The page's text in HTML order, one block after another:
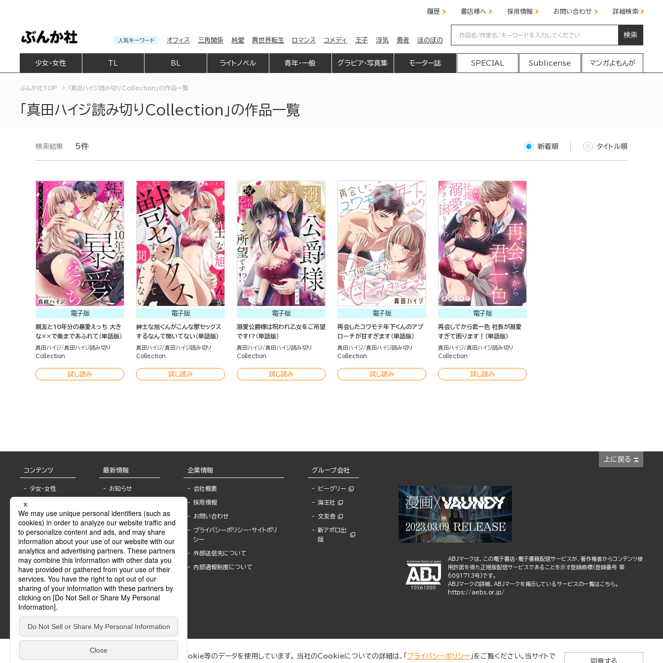
履歴 書店様へ 採用情報 お問い合わせ 詳細検索
人気キーワード オフィス 三角関係 純愛 異世界転生 ロマンス コメディ 王子 浮気 勇者 ほのぼの
検索
少女・女性 BL ライトノベル 青年・一般 グラビア・写真集 モーター誌 SPECIAL Sublicense マンガよもんが
ぶんか社TOP 「真田ハイジ読み切りCollection」の作品一覧
「真田ハイジ読み切りCollection」の作品一覧
検索結果 5件 新着順 タイトル順
電子版
親友と10年分の暴愛えっち 大き
な××で奥まであふれて（単話版）
真田ハイジ 真田ハイジ読み切り
Collection
試し読み
電子版
紳士な旭くんがこんな獣セックス
するなんて聞いてない（単話版）
真田ハイジ 真田ハイジ読み切り
Collection
試し読み
電子版
溺愛公爵様は呪われ乙女をご所望
です!?（単話版）
真田ハイジ 真田ハイジ読み切り
Collection
試し読み
電子版
再会したコワモテ年下くんのアプ
ローチが甘すぎます（単話版）
真田ハイジ 真田ハイジ読み切り
Collection
試し読み
電子版
再会してから君一色 社長が溺愛
すぎて困ります！（単話版）
真田ハイジ 真田ハイジ読み切り
Collection
試し読み
上に戻る
コンテンツ
少女・女性
BL
ライトノベル
青年・一般
グラビア・写真
モーター誌
SPECIAL
Sublicense
最新情報
お知らせ
報
書店様へ
海外ライセンシー
公式SNSアカウ
ント
作家一覧
Keyword list
Author list
企業情報
会社概要
採用情報
お問い合わせ
プライバシーポリシー・サイトポリ
シー
外部送信先について
内部通報制度について
グループ会社
ビーグリー
海王社
文友舎
新アポロ出
版
ABJマークは、この電子書店・電子書籍配信サービスが、著作権者からコンテンツ使
用許諾を得た正規版配信サービスであることを示す登録商標(登録番号 第
6091713号)です。
ABJマークの詳細、ABJマークを掲示しているサービスの一覧はこちら。
https://aebs.or.jp/
ぶんか社が運営するサイトでは、利便性向上のためにCookie等のデータを使用しています。 当社のCookieについての詳細は、「 プライバシーポリシー 」をご覧ください。当サイトで
同意する